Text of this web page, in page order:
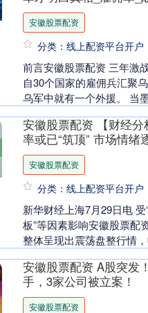
安徽股票配资
分类：线上配资平台开户
前言安徽股票配资 三年激
自30个国家的雇佣兵汇聚
乌军中就有一个外援。 当
在苏梅州....
安徽股票配资 【财经分
率或已“筑顶” 市场情绪
安徽股票配资
分类：线上配资平台开户
新华财经上海7月29日电
板”等因素影响安徽股票配
整体呈现出震荡盘整行情
为，随着偏空情绪....
安徽股票配资 A股突发
手，3家公司被立案！
安徽股票配资